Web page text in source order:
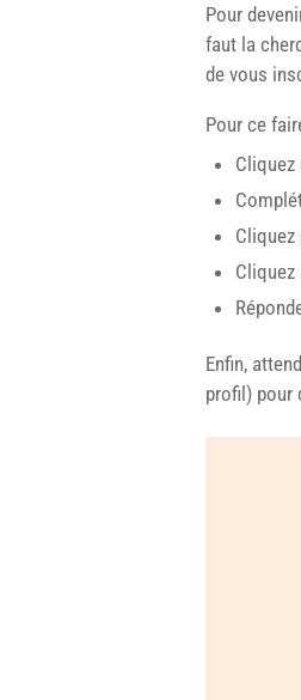
Pour
faut la
de vous
Pour ce
Cliquez
Cliquez
Enfin,
profil) pour